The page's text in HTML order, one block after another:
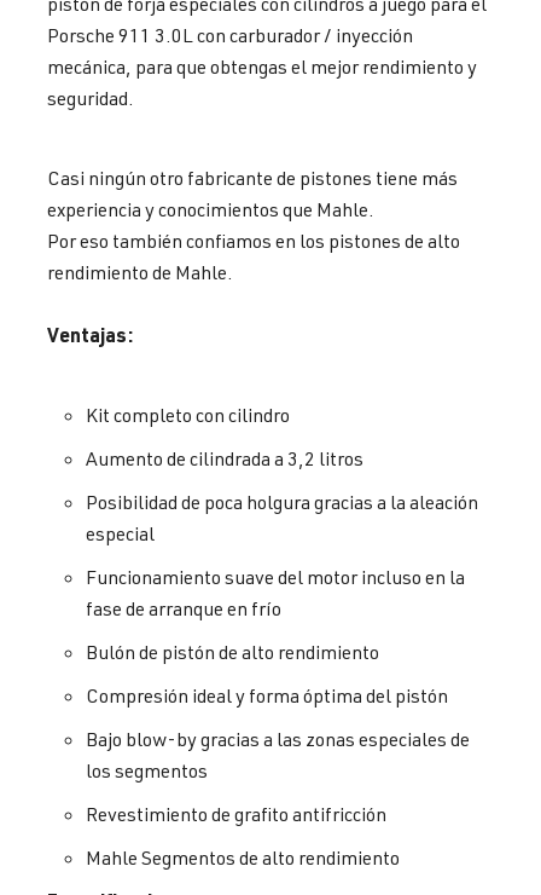
Porsche 911 3.0L con carburador / inyección
mecánica, para que obtengas el mejor rendimiento y
seguridad.
Casi ningún otro fabricante de pistones tiene más
experiencia y conocimientos que Mahle.
Por eso también confiamos en los pistones de alto
rendimiento de Mahle.
Ventajas:
Kit completo con cilindro
Aumento de cilindrada a 3,2 litros
Posibilidad de poca holgura gracias a la aleación
especial
Funcionamiento suave del motor incluso en la
fase de arranque en frío
Bulón de pistón de alto rendimiento
Compresión ideal y forma óptima del pistón
Bajo blow-by gracias a las zonas especiales de
los segmentos
Revestimiento de grafito antifricción
Mahle Segmentos de alto rendimiento